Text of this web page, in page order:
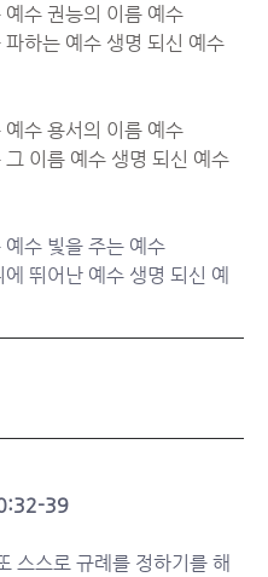
예수 권능의 이름 예수
파하는 예수 생명 되신 예수
예수 용서의 이름 예수
그 이름 예수 생명 되신 예수
예수 빛을 주는 예수
뛰어난 예수 생명 되신 예
39
스스로 규례를 정하기를 해